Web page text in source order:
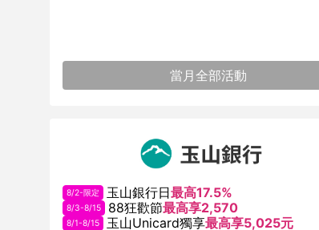
當月全部活動
8/2-限定 玉山銀行日最高17.5%
8/3-8/15 88狂歡節最高享2,570
8/1-8/15 玉山Unicard獨享最高享5,025元